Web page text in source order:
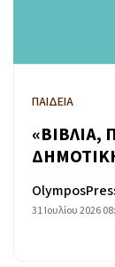
ΠΑΙΔΕΙΑ
«ΒΙΒΛΙΑ,
31 Ιουλίου 2026